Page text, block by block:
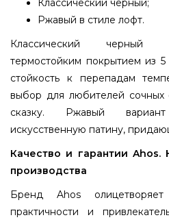
Классический черный;
Ржавый в стиле лофт.
Классический черный
термостойким покрытием из 5
стойкость к перепадам
выбор для любителей
сказку. Ржавый
искусственную патину,
Качество и гарантии Ahos.
производства
Бренд Ahos
практичности и